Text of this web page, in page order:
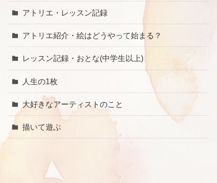
アトリエ・レッスン記録
アトリエ紹介・絵はどうやって始まる？
レッスン記録・おとな(中学生以上)
人生の1枚
大好きなアーティストのこと
描いて遊ぶ